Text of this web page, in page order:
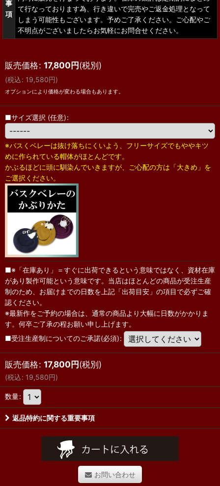
事
項
て行なっております為、行き違いで完売やご返金処理となって
しまう可能性もございます。予めご了承ください。ご心配やご
不明点がございましたらお気軽にお問合せください。
販売価格: 17,800円(税別)
(税込: 19,580円)
オプションにより価格が変わる場合もあります。
■サイズ選択 (任意):
※バスくベレーは抜け落ちにくいよう、フリーサイズでもややキツ
めに作られている帽体がほとんどです。
かぶるほどに頭に馴染んでいきますが、ご心配の方は「大きめ」を
ご選択ください。
■※「在庫あり」＝すぐに出荷できるという意味ではなく、資材在庫
があり製作可能という意味です。当店はほとんどの商品が受注生産
制のため、お届けまでの日数を上記「出荷目安」の項目で必ずご確
認ください。
※最新作をご予約の場合は、通常の商品より大幅に日数がかかりま
す。何卒ご了承の程お願い申し上げます。
■受注生産制についてのご承諾(必須):
販売価格: 17,800円(税別)
(税込: 19,580円)
数量:
返品特約に関する重要事項
お問い合わせ